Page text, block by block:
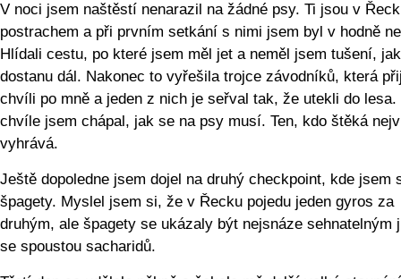
V noci jsem naštěstí nenarazil na žádné psy. Ti jsou v
postrachem a při prvním setkání s nimi jsem byl v hodně
Hlídali cestu, po které jsem měl jet a neměl jsem tušení,
dostanu dál. Nakonec to vyřešila trojce závodníků, která
chvíli po mně a jeden z nich je seřval tak, že utekli do lesa.
chvíle jsem chápal, jak se na psy musí. Ten, kdo štěká
vyhrává.
Ještě dopoledne jsem dojel na druhý checkpoint, kde jsem
špagety. Myslel jsem si, že v Řecku pojedu jeden gyros za
druhým, ale špagety se ukázaly být nejsnáze sehnatelným
se spoustou sacharidů.